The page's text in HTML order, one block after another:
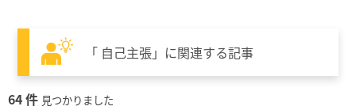
「 自己主張」に関連する記事
64 件 見つかりました